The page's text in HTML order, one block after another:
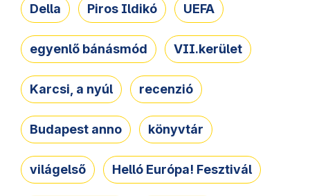
Della Piros Ildikó UEFA
egyenlő bánásmód VII.kerület
Karcsi, a nyúl recenzió
Budapest anno könyvtár
világelső Helló Európa! Fesztivál